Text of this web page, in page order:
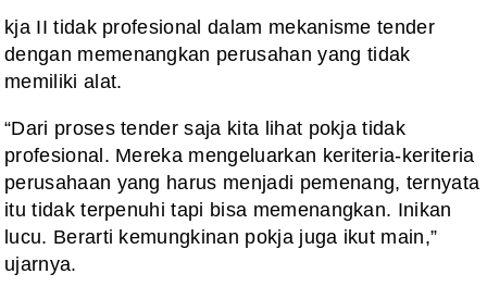
kja II tidak profesional dalam mekanisme tender
dengan memenangkan perusahan yang tidak
memiliki alat.
“Dari proses tender saja kita lihat pokja tidak
profesional. Mereka mengeluarkan keriteria-keriteria
perusahaan yang harus menjadi pemenang, ternyata
itu tidak terpenuhi tapi bisa memenangkan. Inikan
lucu. Berarti kemungkinan pokja juga ikut main,”
ujarnya.